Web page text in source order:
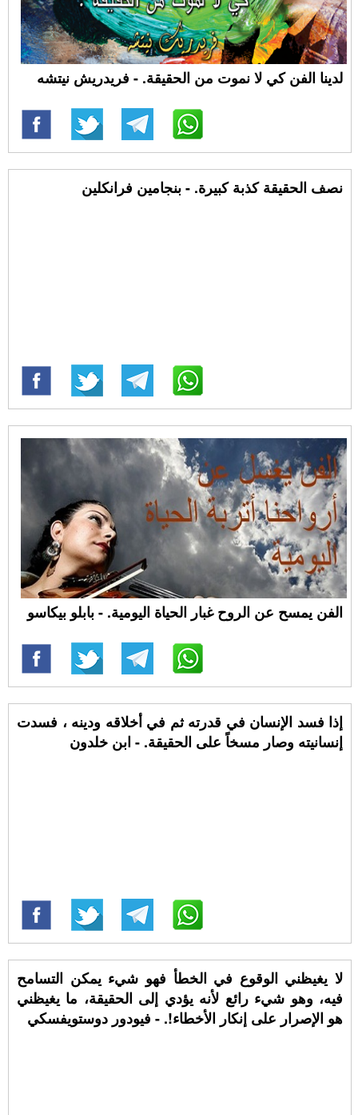
لدينا الفن كي لا نموت من الحقيقة. - فريدريش نيتشه
نصف الحقيقة كذبة كبيرة. - بنجامين فرانكلين
الفن يمسح عن الروح غبار الحياة اليومية. - بابلو بيكاسو
إذا فسد الإنسان في قدرته ثم في أخلاقه ودينه ، فسدت
إنسانيته وصار مسخاً على الحقيقة. - ابن خلدون
لا يغيظني الوقوع في الخطأ فهو شيء يمكن التسامح
فيه، وهو شيء رائع لأنه يؤدي إلى الحقيقة، ما يغيظني
هو الإصرار على إنكار الأخطاء!. - فيودور دوستويفسكي